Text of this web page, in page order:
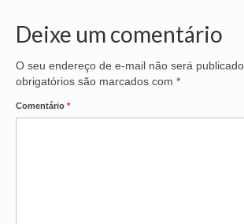
TECNOLOGIA DA
Deixe um comentário
O seu endereço de e-mail não será publicado.
obrigatórios são marcados com *
Comentário *